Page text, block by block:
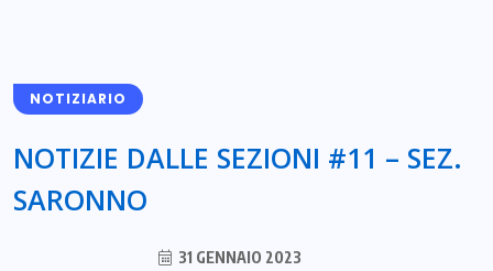
NOTIZIARIO
NOTIZIE DALLE SEZIONI #11 – SEZ.
SARONNO
31 GENNAIO 2023